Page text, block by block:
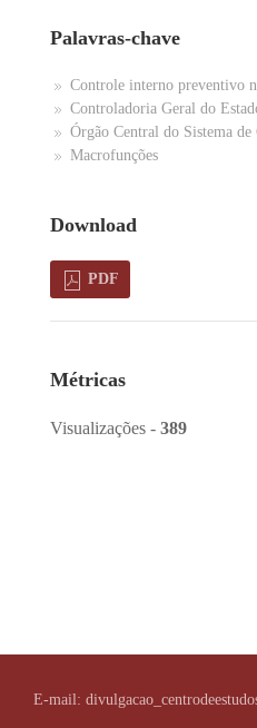
Palavras-chave
Controle interno preventivo
Controladoria Geral do
Órgão Central do Sistema
Macrofunções
Download
PDF
Métricas
Visualizações - 389
E-mail: